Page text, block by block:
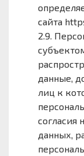
сайта
2.9.
данные,
лиц к
согласия
данных,